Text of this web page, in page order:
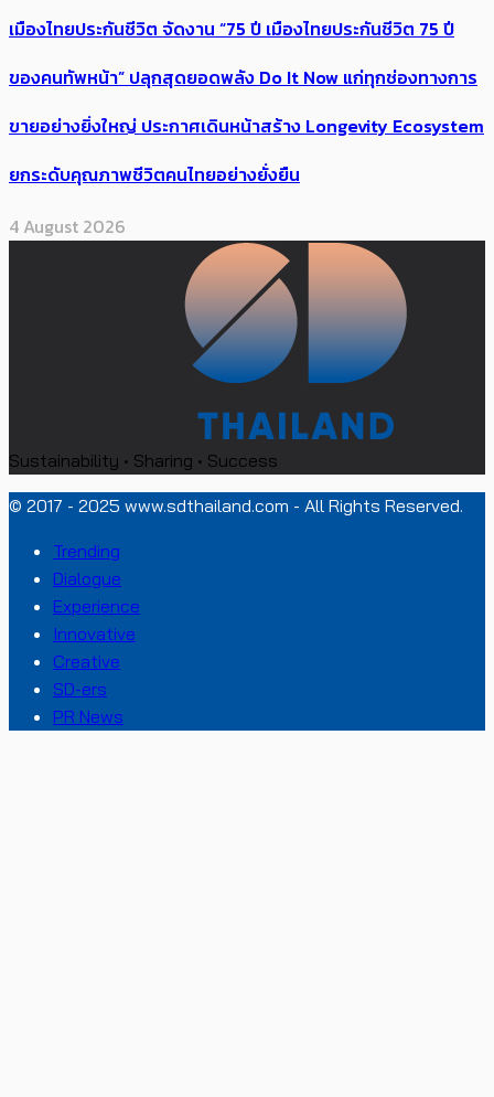
เมืองไทยประกันชีวิต จัดงาน “75 ปี เมืองไทยประกันชีวิต 75 ปี
ของคนทัพหน้า” ปลุกสุดยอดพลัง Do It Now แก่ทุกช่องทางการ
ขายอย่างยิ่งใหญ่ ประกาศเดินหน้าสร้าง Longevity Ecosystem
ยกระดับคุณภาพชีวิตคนไทยอย่างยั่งยืน
4 August 2026
Sustainability • Sharing • Success
© 2017 - 2025 www.sdthailand.com - All Rights Reserved.
Trending
Dialogue
Experience
Innovative
Creative
SD-ers
PR News